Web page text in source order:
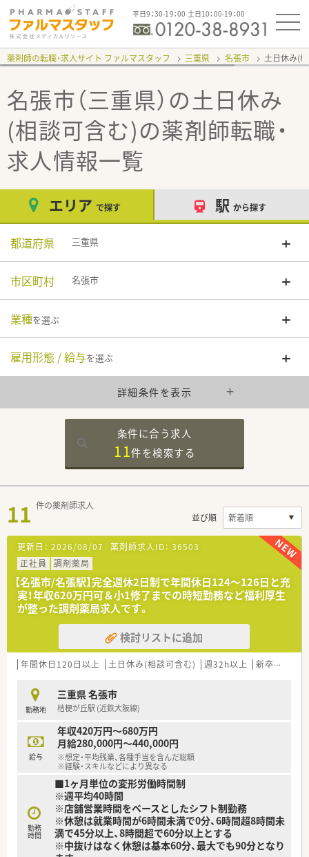
平日9：30-19：00 土日10：00-19：00
薬剤師の転職・求人サイト ファルマスタッフ 三重県 名張市 土日休み(
名張市（三重県）の土日休み
(相談可含む)の薬剤師転職・
求人情報一覧
エリア で探す 駅 から探す
都道府県 三重県
市区町村 名張市
業種を選ぶ
雇用形態 / 給与を選ぶ
詳細条件を表示
条件に合う求人
11件を検索する
11 件の薬剤師求人
並び順
更新日： 2026/08/07 薬剤師求人ID： 36503
正社員
調剤薬局
【名張市/名張駅】完全週休2日制で年間休日124〜126日と充
実！年収620万円可＆小1修了までの時短勤務など福利厚生
が整った調剤薬局求人です。
検討リストに追加
年間休日120日以上 土日休み(相談可含む) 週32h以上 新卒可
勤務地
三重県 名張市
桔梗が丘駅 (近鉄大阪線)
給与
年収420万円～680万円
月給280,000円～440,000円
※想定・平均残業、各種手当を含んだ総額
※経験・スキルなどにより異なる
勤務
時間
■1ヶ月単位の変形労働時間制
※週平均40時間
※店舗営業時間をベースとしたシフト制勤務
※休憩は就業時間が6時間未満で0分、6時間超8時間未
満で45分以上、8時間超で60分以上とする
※中抜けはなく休憩は基本60分、最大でも90分となり